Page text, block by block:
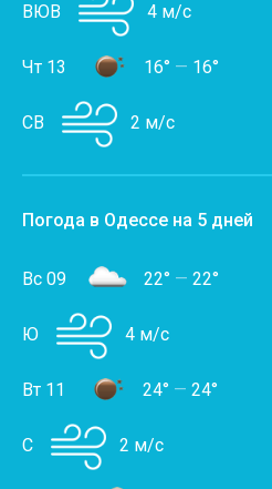
ВЮВ 4 м/с
Чт 13 16° — 16°
СВ 2 м/с
Погода в Одессе на 5 дней
Вс 09 22° — 22°
Ю 4 м/с
Вт 11 24° — 24°
С 2 м/с